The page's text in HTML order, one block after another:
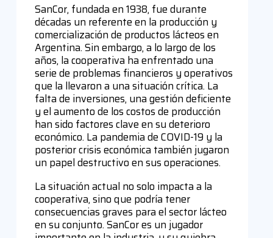
SanCor, fundada en 1938, fue durante
décadas un referente en la producción y
comercialización de productos lácteos en
Argentina. Sin embargo, a lo largo de los
años, la cooperativa ha enfrentado una
serie de problemas financieros y operativos
que la llevaron a una situación crítica. La
falta de inversiones, una gestión deficiente
y el aumento de los costos de producción
han sido factores clave en su deterioro
económico. La pandemia de COVID-19 y la
posterior crisis económica también jugaron
un papel destructivo en sus operaciones.
La situación actual no solo impacta a la
cooperativa, sino que podría tener
consecuencias graves para el sector lácteo
en su conjunto. SanCor es un jugador